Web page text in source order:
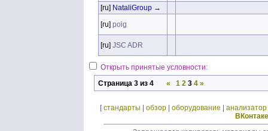
[ru] NataliGroup →
[ru] poig
[ru] JSC ADR
Открыть принятые условности:
Страница 3 из 4
« 1 2 3 4 »
[стандарты обзор оборудование анализатор
ВКонтаке